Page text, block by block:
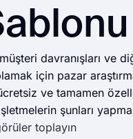
davranışları ve
için pazar
ve tamamen
şunları
toplayın